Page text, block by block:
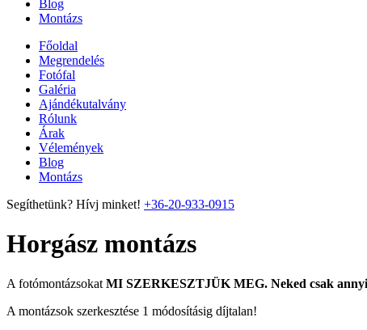
Blog
Montázs
Főoldal
Megrendelés
Fotófal
Galéria
Ajándékutalvány
Rólunk
Árak
Vélemények
Blog
Montázs
Segíthetünk? Hívj minket! +36-20-933-0915
Horgász montázs
A fotómontázsokat MI SZERKESZTJÜK MEG. Neked csak
A montázsok szerkesztése 1 módosításig díjtalan!